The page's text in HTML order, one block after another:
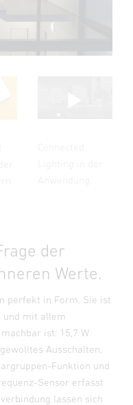
der
Werte.
perfekt in Form. Sie ist
und mit allem
ist: 15,7 W
Ausschalten,
Funktion und
Sensor erfasst
lassen sich